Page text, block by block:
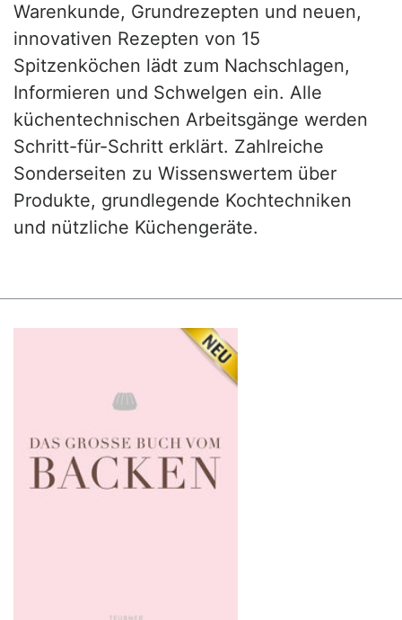
Warenkunde, Grundrezepten und neuen,
innovativen Rezepten von 15
Spitzenköchen lädt zum Nachschlagen,
Informieren und Schwelgen ein. Alle
küchentechnischen Arbeitsgänge werden
Schritt-für-Schritt erklärt. Zahlreiche
Sonderseiten zu Wissenswertem über
Produkte, grundlegende Kochtechniken
und nützliche Küchengeräte.